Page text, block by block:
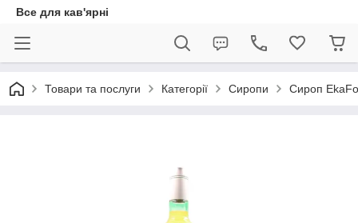
Все для кав'ярні
Товари та послуги Категорії Сиропи Сироп